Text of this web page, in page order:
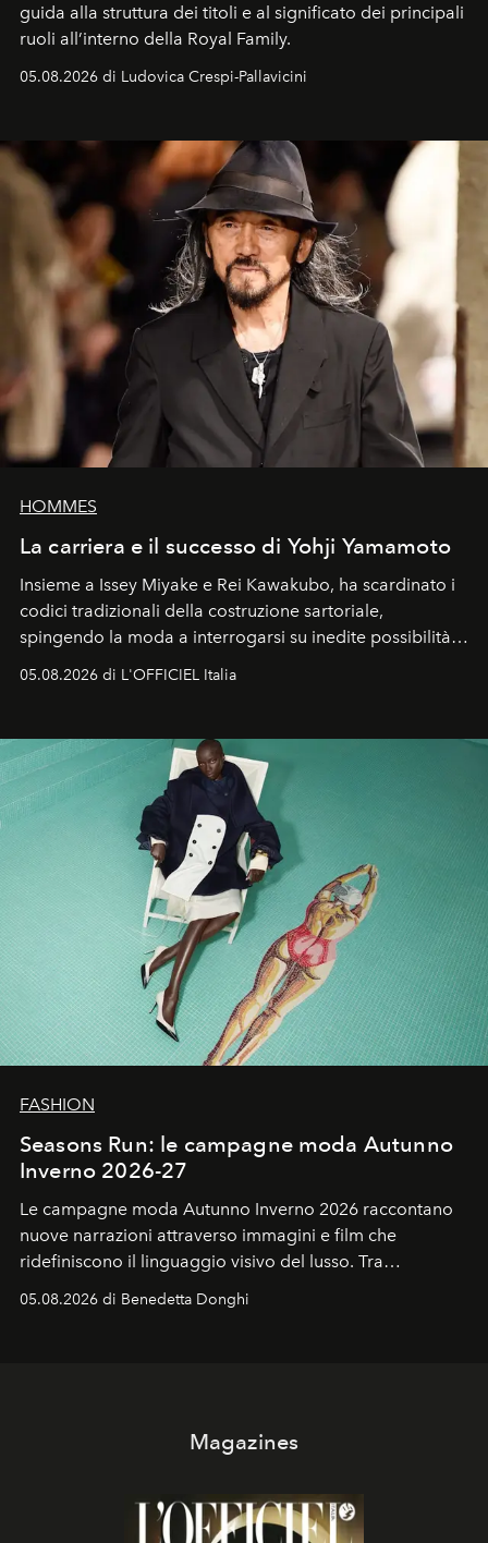
guida alla struttura dei titoli e al significato dei principali
ruoli all’interno della Royal Family.
05.08.2026 di Ludovica Crespi-Pallavicini
HOMMES
La carriera e il successo di Yohji Yamamoto
Insieme a Issey Miyake e Rei Kawakubo, ha scardinato i
codici tradizionali della costruzione sartoriale,
spingendo la moda a interrogarsi su inedite possibilità
un’impronta indelebile nella storia della moda.
05.08.2026 di L'OFFICIEL Italia
FASHION
Seasons Run: le campagne moda Autunno
Inverno 2026-27
Le campagne moda Autunno Inverno 2026 raccontano
nuove narrazioni attraverso immagini e film che
ridefiniscono il linguaggio visivo del lusso. Tra
contemporanea e storytelling d'autore, le maison
05.08.2026 di Benedetta Donghi
Magazines